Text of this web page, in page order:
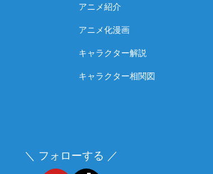
アニメ紹介
アニメ化漫画
キャラクター解説
キャラクター相関図
＼ フォローする ／